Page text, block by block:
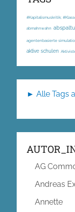
#Kapitalismuskritik;
abmahnwahn
agentenbasierte
aktive schulen
► Alle Tags
AG
Andreas
Annette